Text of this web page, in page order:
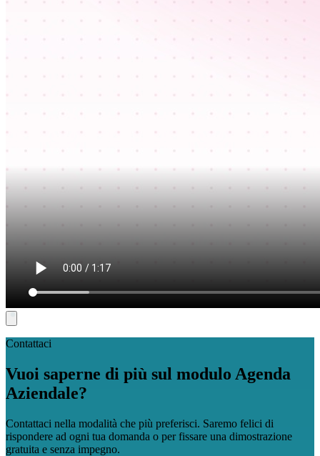
Contattaci
Vuoi saperne di più sul modulo Agenda
Aziendale?
Contattaci nella modalità che più preferisci. Saremo felici di
rispondere ad ogni tua domanda o per fissare una dimostrazione
gratuita e senza impegno.